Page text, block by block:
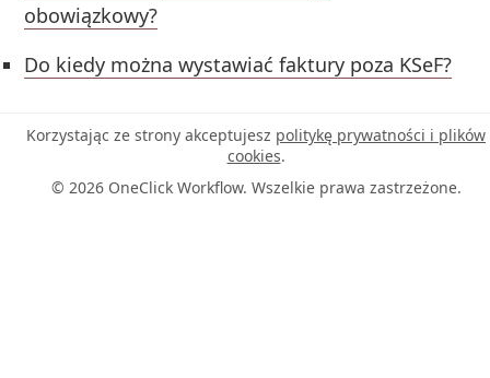
obowiązkowy?
Do kiedy można wystawiać faktury poza KSeF?
Korzystając ze strony akceptujesz politykę prywatności i plików
cookies.
© 2026 OneClick Workflow. Wszelkie prawa zastrzeżone.